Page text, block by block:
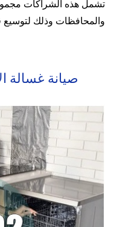
تشمل هذه الشراكات
والمحافظات وذلك لتوسيع
صيانة غسالة